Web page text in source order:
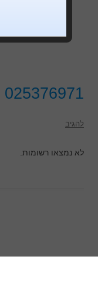
025376971
להגיב
לא נמצאו רשומות.